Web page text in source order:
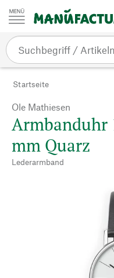
Zum Inhalt springen
Startseite
Ole Mathiesen
Armbanduhr
mm Quarz
Lederarmband